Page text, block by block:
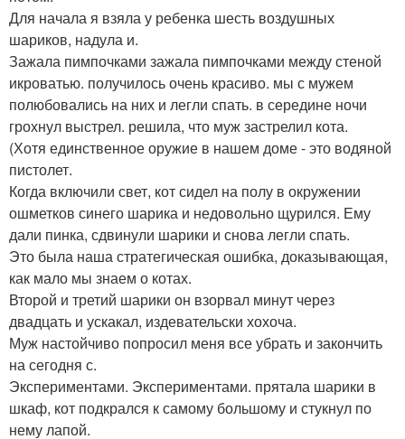
Для начала я взяла у ребенка шесть воздушных
шариков, надула и.
Зажала пимпочками зажала пимпочками между стеной
икроватью. получилось очень красиво. мы с мужем
полюбовались на них и легли спать. в середине ночи
грохнул выстрел. решила, что муж застрелил кота.
(Хотя единственное оружие в нашем доме - это водяной
пистолет.
Когда включили свет, кот сидел на полу в окружении
ошметков синего шарика и недовольно щурился. Ему
дали пинка, сдвинули шарики и снова легли спать.
Это была наша стратегическая ошибка, доказывающая,
как мало мы знаем о котах.
Второй и третий шарики он взорвал минут через
двадцать и ускакал, издевательски хохоча.
Муж настойчиво попросил меня все убрать и закончить
на сегодня с.
Экспериментами. Экспериментами. прятала шарики в
шкаф, кот подкрался к самому большому и стукнул по
нему лапой.